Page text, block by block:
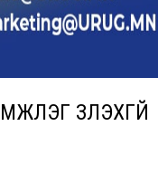
ҮЗҮҮЛЭХГҮЙ